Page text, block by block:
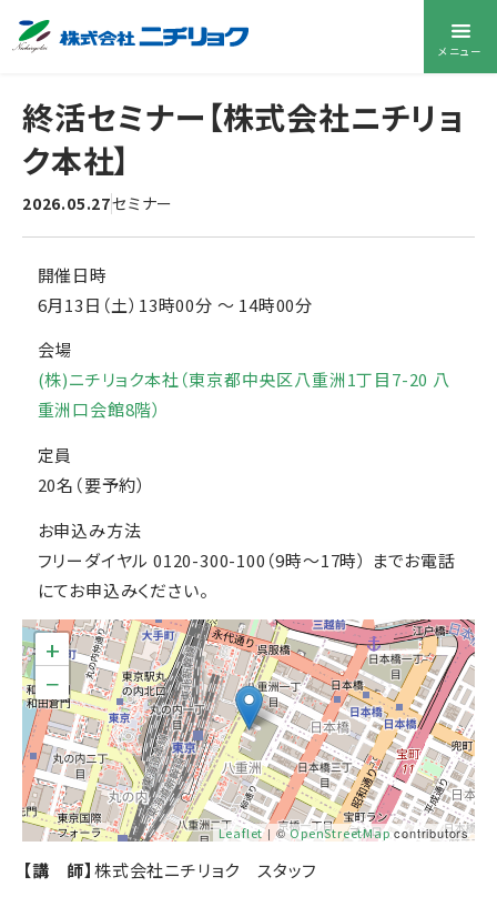
メニュー
終活セミナー【株式会社ニチリョ
ク本社】
2026.05.27セミナー
開催日時
6月13日（土）13時00分 〜 14時00分
会場
(株)ニチリョク本社（東京都中央区八重洲1丁目7-20 八
重洲口会館8階）
定員
20名（要予約）
お申込み方法
フリーダイヤル 0120-300-100（9時～17時） までお電話
にてお申込みください。
+
−
Leaflet| ©OpenStreetMapcontributors
【講 師】株式会社ニチリョク スタッフ